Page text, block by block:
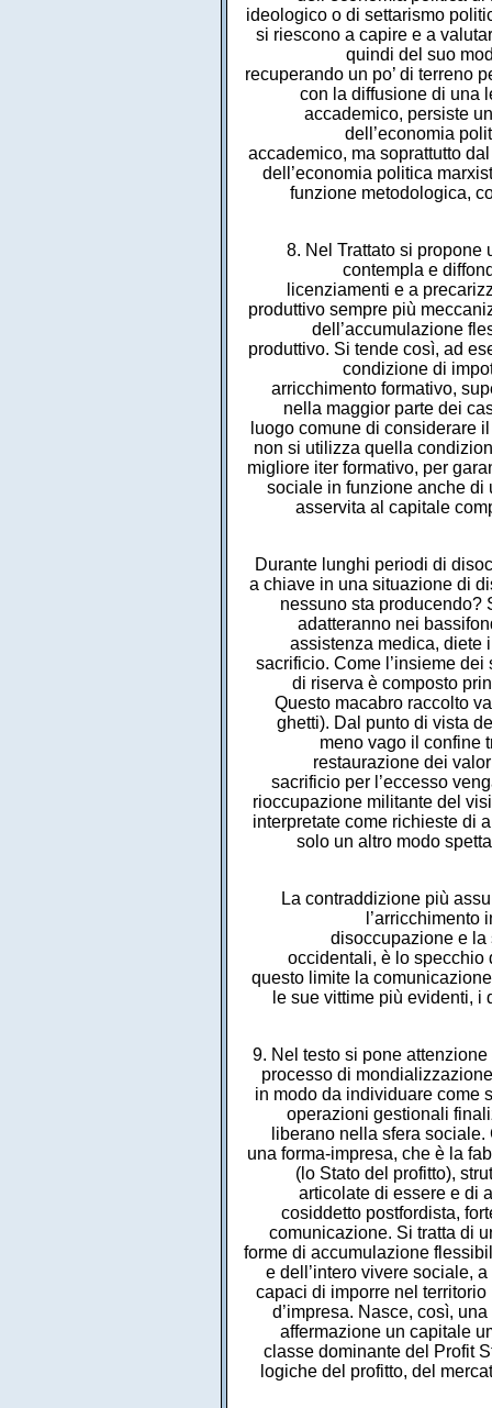
ideologico o di settarismo
si riescono a capire e a
quindi del suo
recuperando un po’ di terreno
con la diffusione di una
accademico, persiste
dell’economia
accademico, ma soprattutto
dell’economia politica
funzione metodologica,
8. Nel Trattato si propone
contempla e
licenziamenti e a
produttivo sempre più
dell’accumulazione
produttivo. Si tende così, ad
condizione di
arricchimento formativo,
nella maggior parte dei
luogo comune di considerare
non si utilizza quella
migliore iter formativo, per
sociale in funzione anche di
asservita al capitale
Durante lunghi periodi di
a chiave in una situazione di
nessuno sta producendo?
adatteranno nei
assistenza medica, diete
sacrificio. Come l’insieme
di riserva è composto
Questo macabro raccolto
ghetti). Dal punto di vista
meno vago il confine
restaurazione dei
sacrificio per l’eccesso
rioccupazione militante del
interpretate come richieste di
solo un altro modo
La contraddizione più
disoccupazione e la
occidentali, è lo specchio
questo limite la
le sue vittime più evidenti,
9. Nel testo si pone
processo di
in modo da individuare come
operazioni gestionali
liberano nella sfera
una forma-impresa, che è la
(lo Stato del profitto),
articolate di essere e di
cosiddetto postfordista,
comunicazione. Si tratta di
forme di accumulazione
e dell’intero vivere sociale,
capaci di imporre nel
d’impresa. Nasce, così,
affermazione un capitale
classe dominante del Profit
logiche del profitto, del